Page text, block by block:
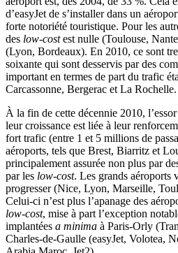
d’easyJet de s’installer dans un
forte notoriété touristique. Pour les
des low-costest nulle (Toulouse,
(Lyon, Bordeaux). En 2010, ce sont
soixante qui sont desservis par des
important en termes de part du trafic
Carcassonne, Bergerac et La Rochelle.
À la fin de cette décennie 2010, l’essor
leur croissance est liée à leur
fort trafic (entre 1 et 5 millions de
aéroports, tels que Brest, Biarritz et
principalement assurée non plus par
par les low-cost. Les grands aéroports
progresser (Nice, Lyon, Marseille,
Celui-ci n’est plus l’apanage des
low-cost, mise à part l’exception
implantées a minima à Paris-Orly
Charles-de-Gaulle (easyJet, Volotea,